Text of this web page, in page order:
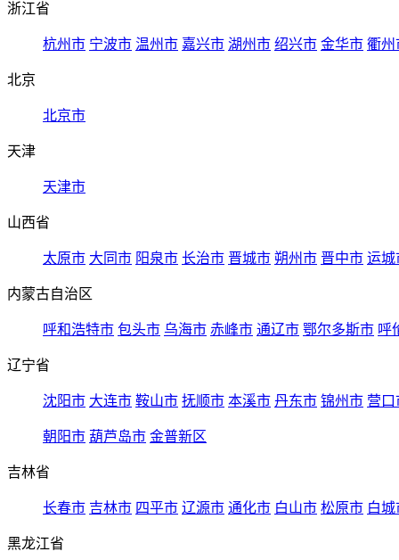
浙江省
杭州市 宁波市 温州市 嘉兴市 湖州市 绍兴市 金华市 衢州
北京
北京市
天津
天津市
山西省
太原市 大同市 阳泉市 长治市 晋城市 朔州市 晋中市 运城
内蒙古自治区
呼和浩特市 包头市 乌海市 赤峰市 通辽市 鄂尔多斯市 呼
辽宁省
沈阳市 大连市 鞍山市 抚顺市 本溪市 丹东市 锦州市 营口
朝阳市 葫芦岛市 金普新区
吉林省
长春市 吉林市 四平市 辽源市 通化市 白山市 松原市 白城
黑龙江省